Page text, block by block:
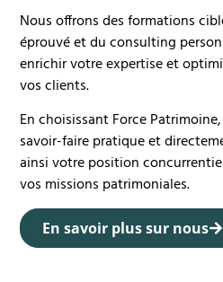
Nous offrons des formations
éprouvé et du consulting
enrichir votre expertise et
vos clients.
En choisissant Force
savoir-faire pratique et
ainsi votre position
vos missions patrimoniales.
En savoir plus sur nous